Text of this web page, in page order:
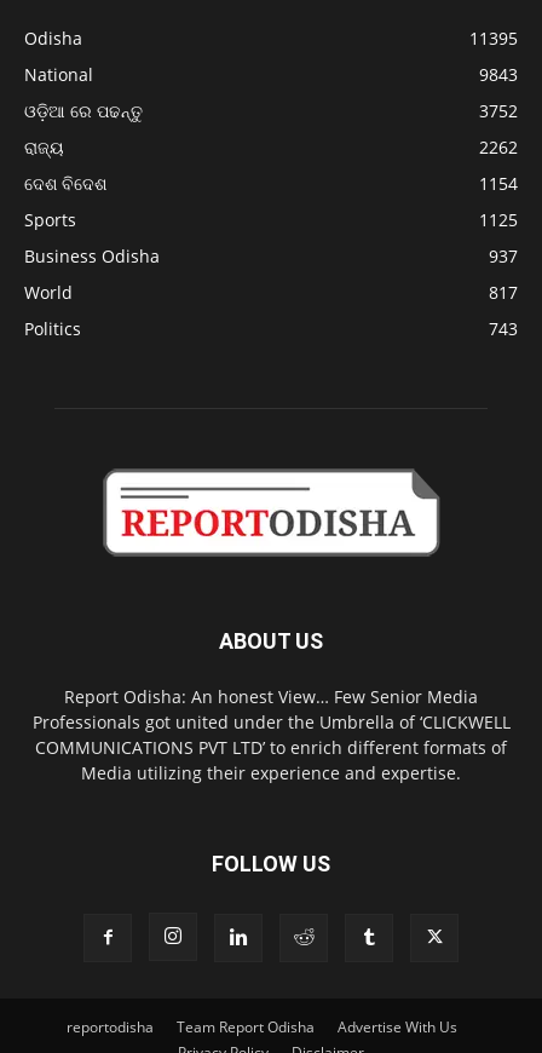
Odisha
11395
National
9843
ଓଡ଼ିଆ ରେ ପଢନ୍ତୁ
3752
ରାଜ୍ୟ
2262
ଦେଶ ବିଦେଶ
1154
Sports
1125
Business Odisha
937
World
817
Politics
743
ABOUT US
Report Odisha: An honest View… Few Senior Media
Professionals got united under the Umbrella of ‘CLICKWELL
COMMUNICATIONS PVT LTD’ to enrich different formats of
Media utilizing their experience and expertise.
FOLLOW US
reportodisha Team Report Odisha
Advertise With Us